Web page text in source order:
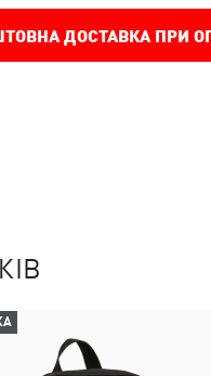
ДОСТАВКА ПРИ